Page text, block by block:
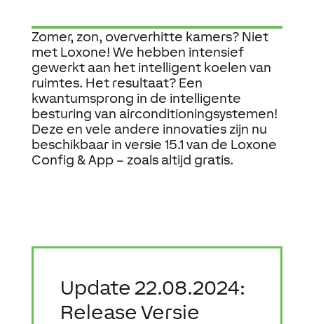
Zomer, zon, oververhitte kamers? Niet
met Loxone! We hebben intensief
gewerkt aan het intelligent koelen van
ruimtes. Het resultaat? Een
kwantumsprong in de intelligente
besturing van airconditioningsystemen!
Deze en vele andere innovaties zijn nu
beschikbaar in versie 15.1 van de Loxone
Config & App – zoals altijd gratis.
Update 22.08.2024:
Release Versie